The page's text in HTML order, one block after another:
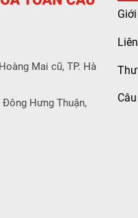
Mai cũ, TP. Hà
Đông Hưng Thuận,